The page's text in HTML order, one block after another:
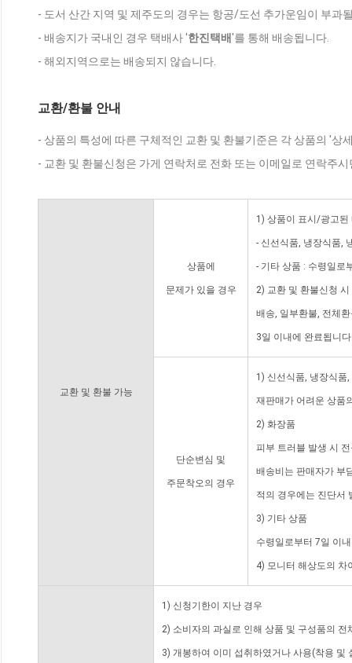
- 도서 산간 지역 및 제주도의 경우는 항공/도선 추가운임이 부과
- 배송지가 국내인 경우 택배사 '한진택배'를 통해 배송됩니다.
- 해외지역으로는 배송되지 않습니다.
교환/환불 안내
- 상품의 특성에 따른 구체적인 교환 및 환불기준은 각 상품의 '상
- 교환 및 환불신청은 가게 연락처로 전화 또는 이메일로 연락주
교환 및 환불 가능
상품에
문제가 있을 경우
1) 상품이 표시/광고된
- 신선식품, 냉장식품,
- 기타 상품 : 수령일로
2) 교환 및 환불신청
배송, 일부환불, 전체
3일 이내에 완료됩니
단순변심 및
주문착오의 경우
1) 신선식품, 냉장식품
재판매가 어려운 상품
2) 화장품
피부 트러블 발생 시
배송비는 판매자가 부
적의 경우에는 진단서
3) 기타 상품
수령일로부터 7일 이
4) 모니터 해상도의 차
1) 신청기한이 지난 경우
2) 소비자의 과실로 인해 상품 및 구성품의
3) 개봉하여 이미 섭취하였거나 사용(착용 및